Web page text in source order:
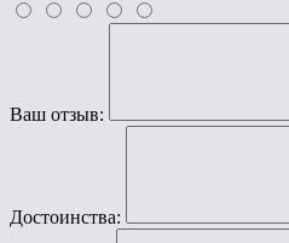
Ваш отзыв:
Достоинства: